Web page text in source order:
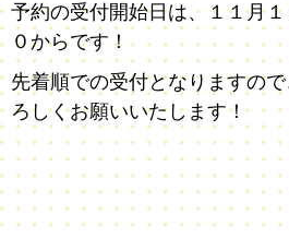
予約の受付開始日は、１１月
０からです！
先着順での受付となりますの
ろしくお願いいたします！